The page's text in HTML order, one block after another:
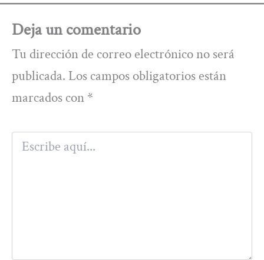
Deja un comentario
Tu dirección de correo electrónico no será
publicada. Los campos obligatorios están
marcados con *
aquí...